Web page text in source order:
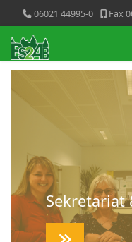
06021 44995-0 Fax
Sekretariat